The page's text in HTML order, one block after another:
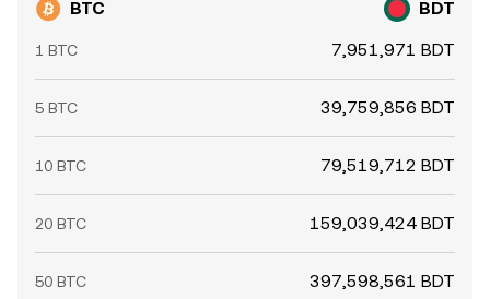
BTC BDT
1 BTC 7,951,971 BDT
5 BTC 39,759,856 BDT
10 BTC 79,519,712 BDT
20 BTC 159,039,424 BDT
50 BTC 397,598,561 BDT